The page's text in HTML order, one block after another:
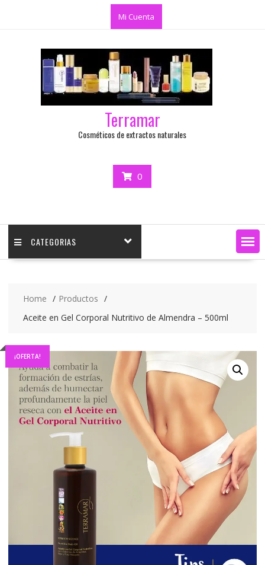
Mi Cuenta
Terramar
Cosméticos de extractos naturales
0
CATEGORIAS
Home
Productos
Aceite en Gel Corporal Nutritivo de Almendra – 500ml
¡OFERTA!